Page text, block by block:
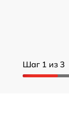
Шаг 1 из 3